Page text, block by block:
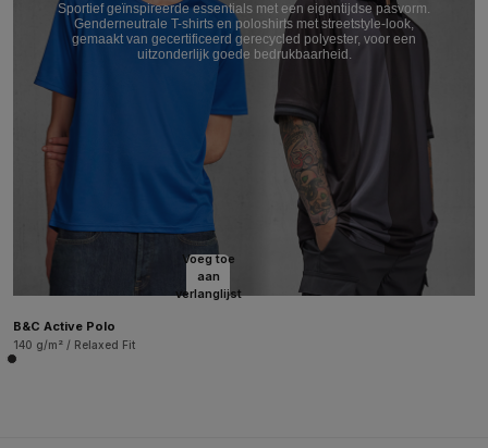
Sportief geïnspireerde essentials met een eigentijdse pasvorm.
Genderneutrale T-shirts en poloshirts met streetstyle-look,
gemaakt van gecertificeerd gerecycled polyester, voor een
uitzonderlijk goede bedrukbaarheid.
Voeg toe
aan
verlanglijst
B&C Active Polo
140 g/m² / Relaxed Fit